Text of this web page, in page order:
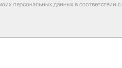
персональных данных в соответствии с